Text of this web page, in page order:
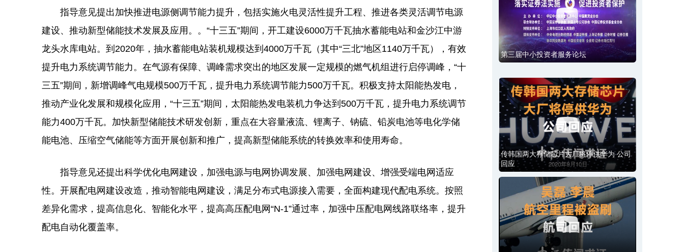
指导意见提出加快推进电源侧调节能力提升，包括实施火电灵活性提升工程、推进各类灵活调节电源
建设、推动新型储能技术发展及应用。。“十三五”期间，开工建设6000万千瓦抽水蓄能电站和金沙江中游
龙头水库电站。到2020年，抽水蓄能电站装机规模达到4000万千瓦（其中“三北”地区1140万千瓦），有效
提升电力系统调节能力。在气源有保障、调峰需求突出的地区发展一定规模的燃气机组进行启停调峰，“十
三五”期间，新增调峰气电规模500万千瓦，提升电力系统调节能力500万千瓦。积极支持太阳能热发电，
推动产业化发展和规模化应用，“十三五”期间，太阳能热发电装机力争达到500万千瓦，提升电力系统调节
能力400万千瓦。加快新型储能技术研发创新，重点在大容量液流、锂离子、钠硫、铅炭电池等电化学储
能电池、压缩空气储能等方面开展创新和推广，提高新型储能系统的转换效率和使用寿命。
指导意见还提出科学优化电网建设，加强电源与电网协调发展、加强电网建设、增强受端电网适应
性。开展配电网建设改造，推动智能电网建设，满足分布式电源接入需要，全面构建现代配电系统。按照
差异化需求，提高信息化、智能化水平，提高高压配电网“N-1”通过率，加强中压配电网线路联络率，提升
配电自动化覆盖率。
第三届中小投资者服务论坛
传韩国两大存储芯片大厂将停供华为 公司
回应